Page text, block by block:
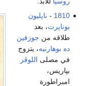
1810
- ناپليون
بوناپرت، بعد
طلاقه من جوزفين
ده بوهارنيه، يتزوج
في مصلى اللوڤر
بپاريس،
امبراطورة